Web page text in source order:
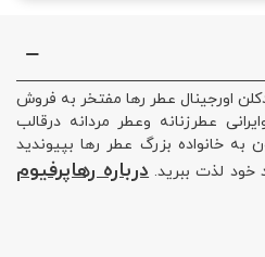
اورجینال عطر رها مفتخر به فروش
عطرزنانه وعطر مردانه درقالب
به خانواده بزرگ عطر رها بپیوندید
خود لذت ببرید. درباره رهاپرفیوم